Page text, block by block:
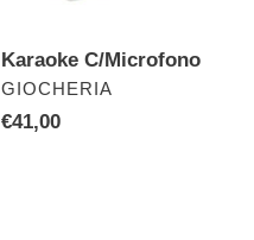
Karaoke C/Microfono
VENDITORE
GIOCHERIA
Prezzo
€41,00